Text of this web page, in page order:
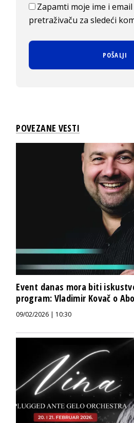
Zapamti moje ime i
pretraživaču za sledeći
POVEZANE VESTI
Event danas mora biti
program: Vladimir Kovač o
09/02/2026 | 10:30